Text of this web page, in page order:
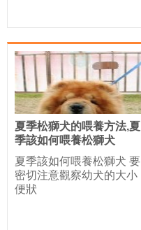
夏季松獅犬的喂養方法,夏
季該如何喂養松獅犬
夏季該如何喂養松獅犬 要
密切注意觀察幼犬的大小
便狀